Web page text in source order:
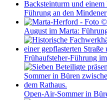
Führung an den
August im Marta:
Frühaufsteher-Führung
Open-Air-Sommer in